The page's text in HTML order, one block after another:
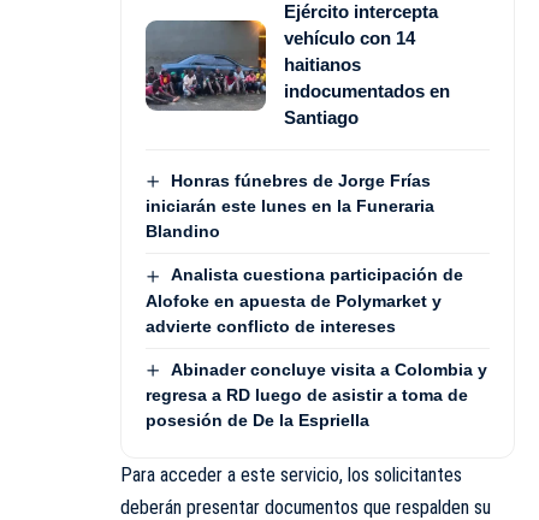
Ejército intercepta
vehículo con 14
haitianos
indocumentados en
Santiago
Honras fúnebres de Jorge Frías
iniciarán este lunes en la Funeraria
Blandino
Analista cuestiona participación de
Alofoke en apuesta de Polymarket y
advierte conflicto de intereses
Abinader concluye visita a Colombia y
regresa a RD luego de asistir a toma de
posesión de De la Espriella
Para acceder a este servicio, los solicitantes
deberán presentar documentos que respalden su